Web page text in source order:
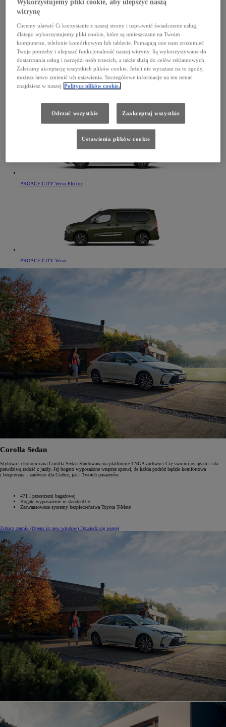
PROACE Verso Electric
PROACE CITY Verso Electric
PROACE CITY Verso
Corolla Sedan
Stylowa i ekonomiczna Corolla Sedan zbudowana na platformie TNGA zachwyci Cię swoimi osiągami i da
prawdziwą radość z jazdy. Jej bogato wyposażone wnętrze sprawi, że każda podróż będzie komfortowa
i bezpieczna – zarówno dla Ciebie, jak i Twoich pasażerów.
471‎ l przestrzeni bagażowej
Bogate wyposażenie w standardzie
Zaawansowane systemy bezpieczeństwa Toyota T-Mate
Zobacz cennik (Opens in new window) Dowiedz się więcej
Wykorzystujemy pliki cookie, aby ulepszyć naszą
witrynę
Chcemy ułatwić Ci korzystanie z naszej strony i usprawnić świadczenie usług,
dlatego wykorzystujemy pliki cookie, które są umieszczane na Twoim
komputerze, telefonie komórkowym lub tablecie. Pomagają one nam zrozumieć
Twoje potrzeby i ulepszać funkcjonalność naszej witryny. Są wykorzystywane do
dostarczania usług i narzędzi osób trzecich, a także służą do celów reklamowych.
Zalecamy akceptację wszystkich plików cookie. Jeżeli nie wyrażasz na to zgody,
możesz łatwo zmienić ich ustawienia. Szczegółowe informacje na ten temat
znajdziesz w naszej Polityce plików cookie.
Odrzuć wszystkie Zaakceptuj wszystkie
Ustawienia plików cookie